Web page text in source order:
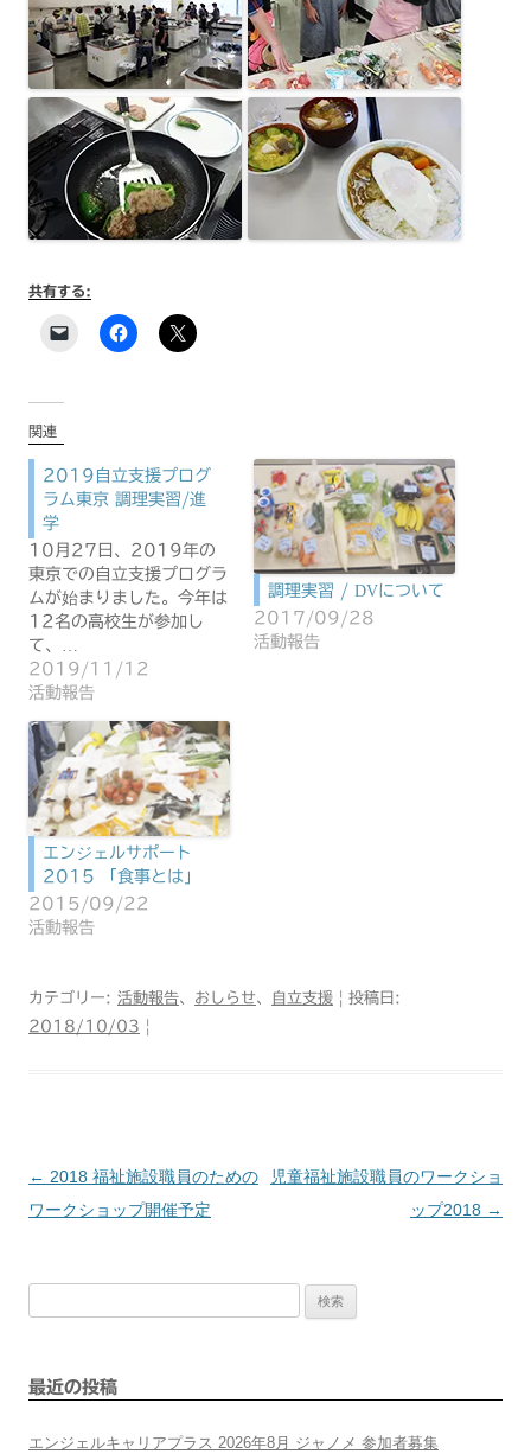
共有する:
関連
2019自立支援プログ
ラム東京 調理実習/進
学
10月27日、2019年の
東京での自立支援プログラ
ムが始まりました。今年は
12名の高校生が参加し
て、…
2019/11/12
活動報告
調理実習 / DVについて
2017/09/28
活動報告
エンジェルサポート
2015 「食事とは」
2015/09/22
活動報告
カテゴリー: 活動報告、 おしらせ、 自立支援 | 投稿日:
2018/10/03 |
投
← 2018 福祉施設職員のための
ワークショップ開催予定
児童福祉施設職員のワークショ
ップ2018 →
最近の投稿
エンジェルキャリアプラス 2026年8月 ジャノメ 参加者募集